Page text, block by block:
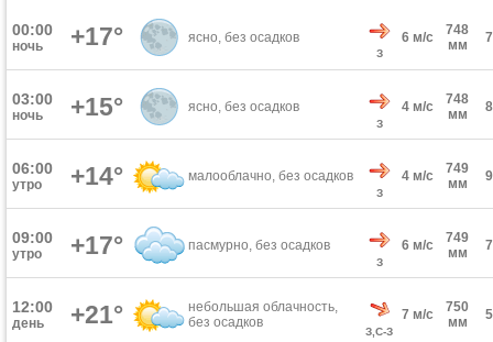
00:00
ночь +17° ясно, без осадков
З
6 м/с
748
мм
03:00
ночь +15° ясно, без осадков
З
4 м/с
748
мм
06:00
утро +14° малооблачно, без осадков
З
4 м/с
749
мм
09:00
утро +17° пасмурно, без осадков
З
6 м/с
749
мм
12:00
день +21°
небольшая облачность,
без осадков
З,С-З
7 м/с
750
мм